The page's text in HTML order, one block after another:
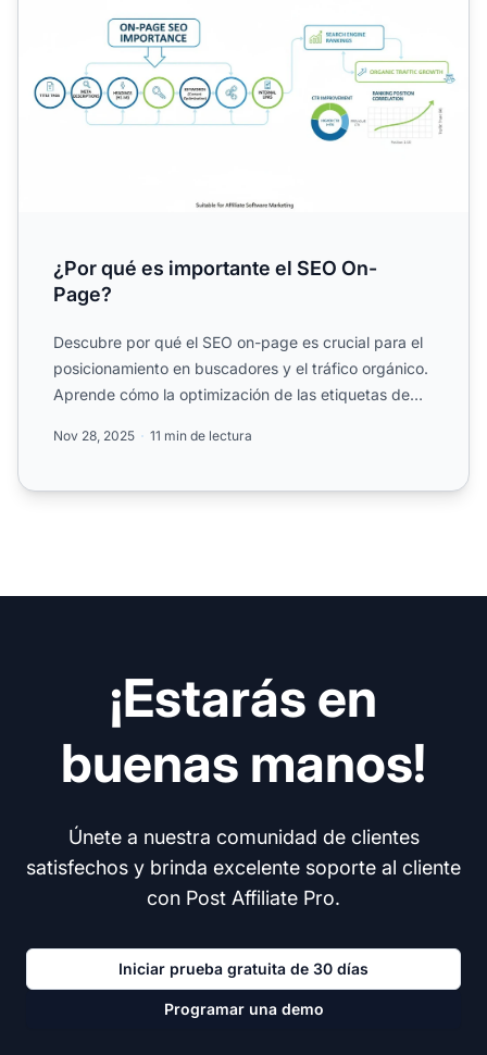
¿Por qué es importante el SEO On-
Page?
Descubre por qué el SEO on-page es crucial para el
posicionamiento en buscadores y el tráfico orgánico.
Aprende cómo la optimización de las etiquetas de
Nov 28, 2025 11 min de lectura
¡Estarás en
buenas manos!
Únete a nuestra comunidad de clientes
satisfechos y brinda excelente soporte al cliente
con Post Affiliate Pro.
Iniciar prueba gratuita de 30 días
Programar una demo